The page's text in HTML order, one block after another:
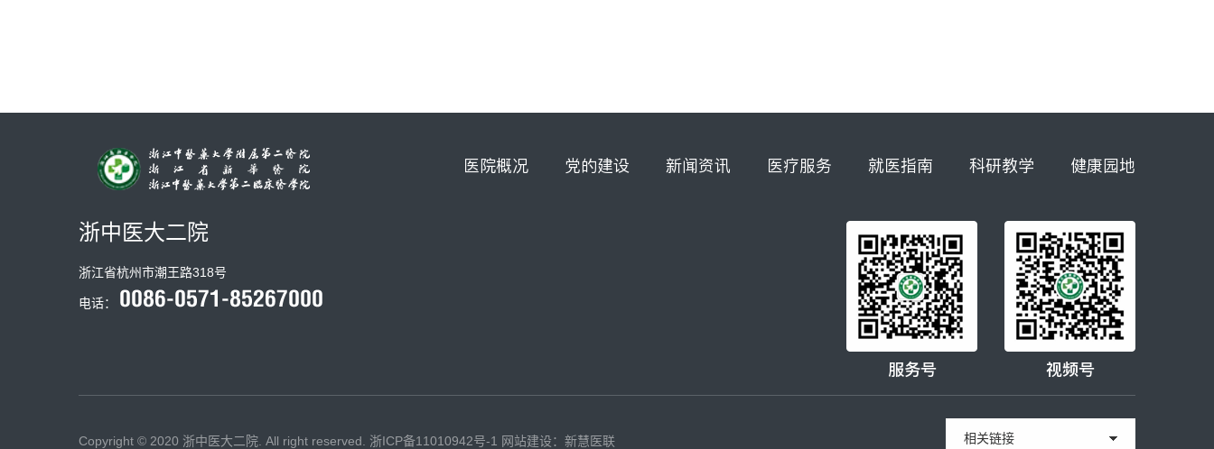
医院概况 党的建设 新闻资讯 医疗服务 就医指南 科研教学 健康园地
浙中医大二院
浙江省杭州市潮王路318号
电话：
服务号 视频号
相关链接
Copyright © 2020 浙中医大二院. All right reserved. 浙ICP备11010942号-1 网站建设：新慧医联